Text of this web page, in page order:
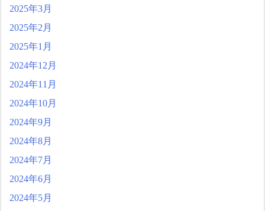
2025年3月
2025年2月
2025年1月
2024年12月
2024年11月
2024年10月
2024年9月
2024年8月
2024年7月
2024年6月
2024年5月